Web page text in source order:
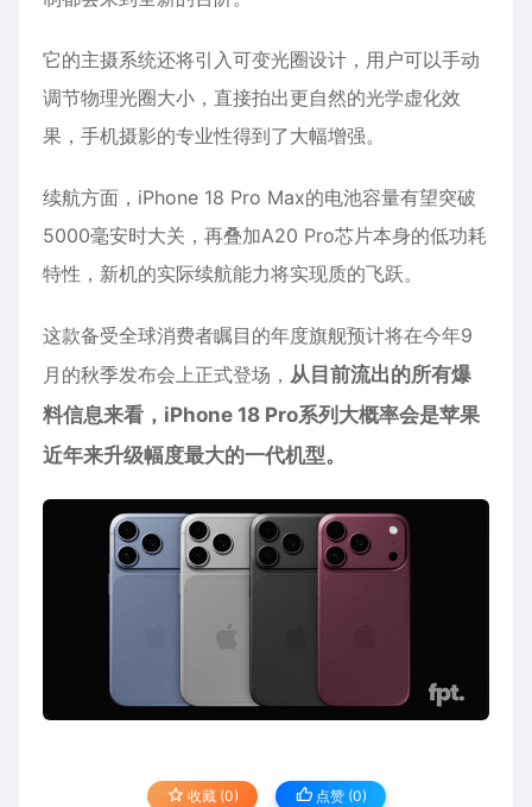
它的主摄系统还将引入可变光圈设计，用户可以手动
调节物理光圈大小，直接拍出更自然的光学虚化效
果，手机摄影的专业性得到了大幅增强。
续航方面，iPhone 18 Pro Max的电池容量有望突破
5000毫安时大关，再叠加A20 Pro芯片本身的低功耗
特性，新机的实际续航能力将实现质的飞跃。
这款备受全球消费者瞩目的年度旗舰预计将在今年9
月的秋季发布会上正式登场， 从目前流出的所有爆
料信息来看，iPhone 18 Pro系列大概率会是苹果
近年来升级幅度最大的一代机型。
收藏 (0) 点赞 (0)